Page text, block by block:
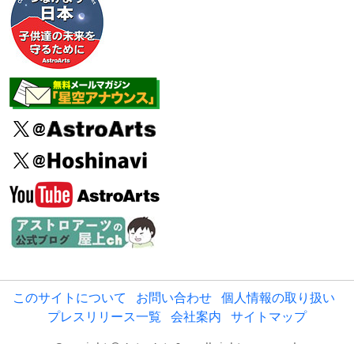
このサイトについて お問い合わせ 個人情報の取り扱い
プレスリリース一覧 会社案内 サイトマップ